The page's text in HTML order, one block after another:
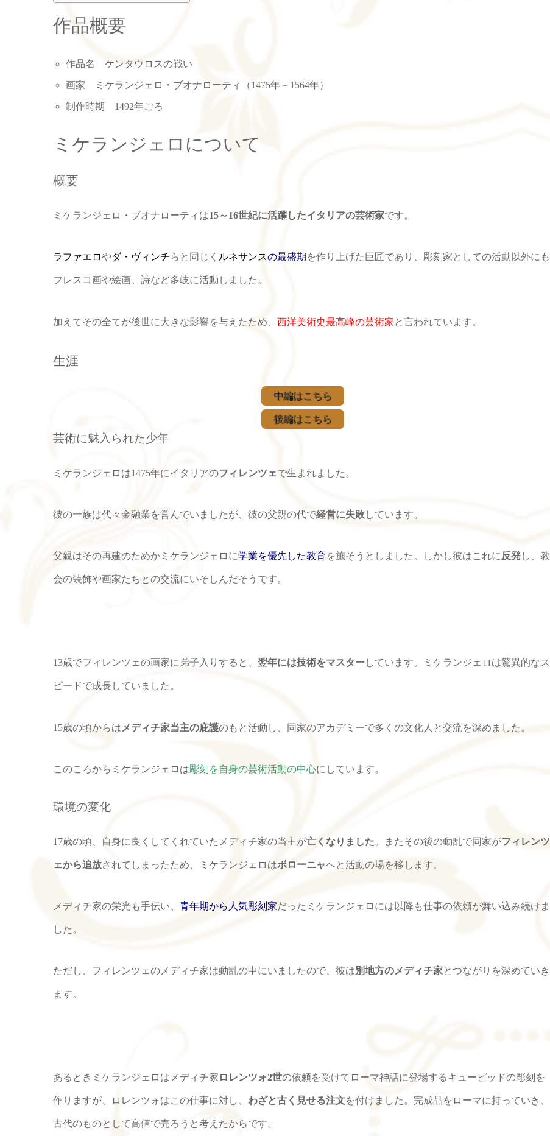
作品概要
作品名 ケンタウロスの戦い
画家 ミケランジェロ・ブオナローティ（1475年～1564年）
制作時期 1492年ごろ
ミケランジェロについて
概要
ミケランジェロ・ブオナローティは15～16世紀に活躍したイタリアの芸術家です。
ラファエロやダ・ヴィンチらと同じく ルネサンスの最盛期 を作り上げた巨匠であり、彫刻家としての活動以外にも
フレスコ画や絵画、詩など多岐に活動しました。
加えてその全てが後世に大きな影響を与えたため、 西洋美術史最高峰の芸術家 と言われています。
生涯
中編はこちら
後編はこちら
芸術に魅入られた少年
ミケランジェロは1475年にイタリアのフィレンツェで生まれました。
彼の一族は代々金融業を営んでいましたが、彼の父親の代で経営に失敗しています。
父親はその再建のためかミケランジェロに学業を優先した教育を施そうとしました。しかし彼はこれに 反発し、教
会の装飾や画家たちとの交流にいそしんだそうです。
13歳でフィレンツェの画家に弟子入りすると、 翌年には技術をマスターしています。ミケランジェロは驚異的なス
ピードで成長していました。
15歳の頃からは メディチ家当主の庇護のもと活動し、同家のアカデミーで多くの文化人と交流を深めました。
このころからミケランジェロは彫刻を自身の芸術活動の中心にしています。
環境の変化
17歳の頃、自身に良くしてくれていたメディチ家の当主が亡くなりました。またその後の動乱で同家がフィレンツ
ェから追放されてしまったため、ミケランジェロはボローニャへと活動の場を移します。
メディチ家の栄光も手伝い、 青年期から人気彫刻家だったミケランジェロには以降も仕事の依頼が舞い込み続けま
した。
ただし、フィレンツェのメディチ家は動乱の中にいましたので、彼は別地方のメディチ家とつながりを深めていき
ます。
あるときミケランジェロはメディチ家 ロレンツォ2世の依頼を受けてローマ神話に登場するキューピッドの彫刻を
作りますが、ロレンツォはこの仕事に対し、 わざと古く見せる注文を付けました。完成品をローマに持っていき、
古代のものとして高値で売ろうと考えたからです。